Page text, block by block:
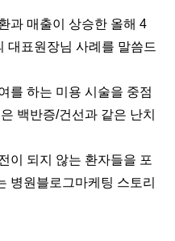
과 매출이 상승한 올해 4
대표원장님 사례를 말씀드
를 하는 미용 시술을 중점
백반증/건선과 같은 난치
이 되지 않는 환자들을 포
병원블로그마케팅 스토리